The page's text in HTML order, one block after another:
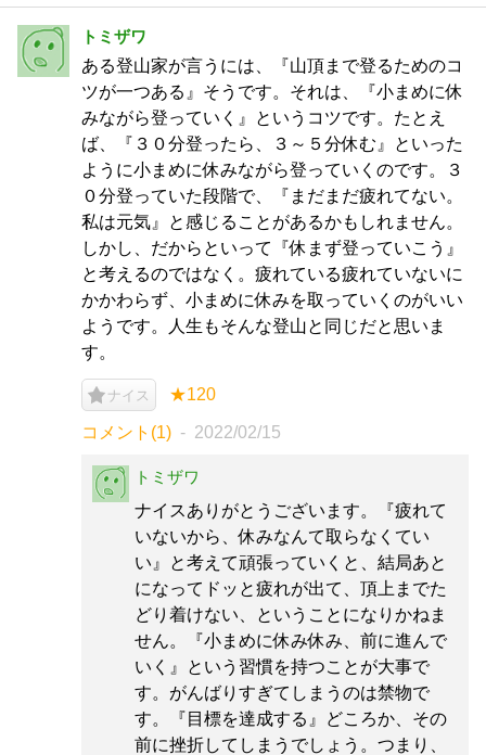
トミザワ
ある登山家が言うには、『山頂まで登るためのコ
ツが一つある』そうです。それは、『小まめに休
みながら登っていく』というコツです。たとえ
ば、『３０分登ったら、３～５分休む』といった
ように小まめに休みながら登っていくのです。３
０分登っていた段階で、『まだまだ疲れてない。
私は元気』と感じることがあるかもしれません。
しかし、だからといって『休まず登っていこう』
と考えるのではなく。疲れている疲れていないに
かかわらず、小まめに休みを取っていくのがいい
ようです。人生もそんな登山と同じだと思いま
す。
ナイス ★120
コメント(1) 2022/02/15
トミザワ
ナイスありがとうございます。『疲れて
いないから、休みなんて取らなくてい
い』と考えて頑張っていくと、結局あと
になってドッと疲れが出て、頂上までた
どり着けない、ということになりかねま
せん。『小まめに休み休み、前に進んで
いく』という習慣を持つことが大事で
す。がんばりすぎてしまうのは禁物で
す。『目標を達成する』どころか、その
前に挫折してしまうでしょう。つまり、